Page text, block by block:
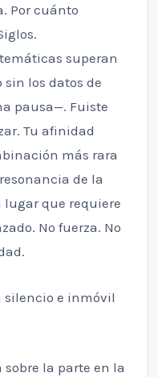
Por cuánto
superan
los datos de
pausa—. Fuiste
Tu afinidad
más rara
de la
lugar que requiere
No fuerza. No
silencio e inmóvil
la parte en la